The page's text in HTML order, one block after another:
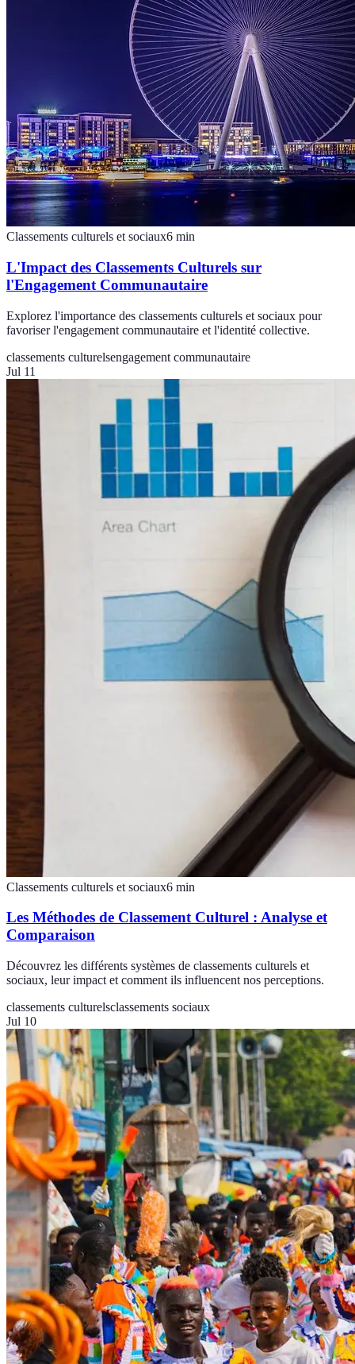
Classements culturels et sociaux6 min
L'Impact des Classements Culturels sur
l'Engagement Communautaire
Explorez l'importance des classements culturels et sociaux pour
favoriser l'engagement communautaire et l'identité collective.
classements culturelsengagement communautaire
Jul 11
Classements culturels et sociaux6 min
Les Méthodes de Classement Culturel : Analyse et
Comparaison
Découvrez les différents systèmes de classements culturels et
sociaux, leur impact et comment ils influencent nos perceptions.
classements culturelsclassements sociaux
Jul 10